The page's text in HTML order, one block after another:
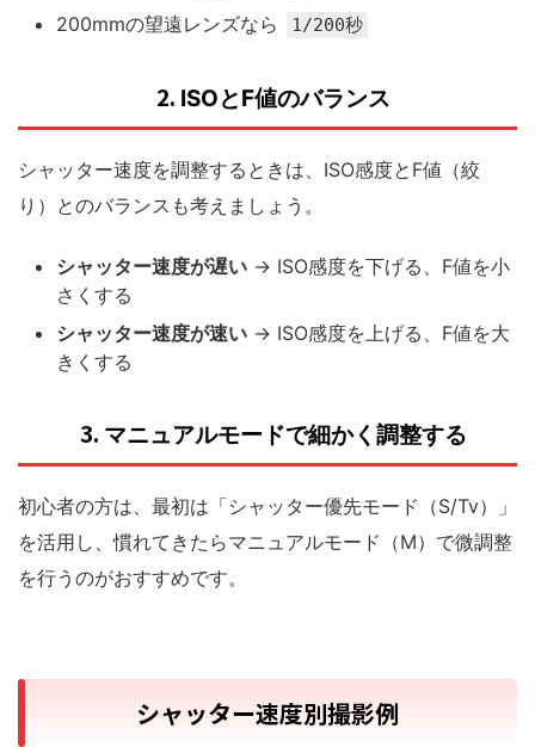
200mmの望遠レンズなら 1/200秒
2. ISOとF値のバランス
シャッター速度を調整するときは、ISO感度とF値（絞
り）とのバランスも考えましょう。
シャッター速度が遅い → ISO感度を下げる、F値を小
さくする
シャッター速度が速い → ISO感度を上げる、F値を大
きくする
3. マニュアルモードで細かく調整する
初心者の方は、最初は「シャッター優先モード（S/Tv）」
を活用し、慣れてきたらマニュアルモード（M）で微調整
を行うのがおすすめです。
シャッター速度別撮影例